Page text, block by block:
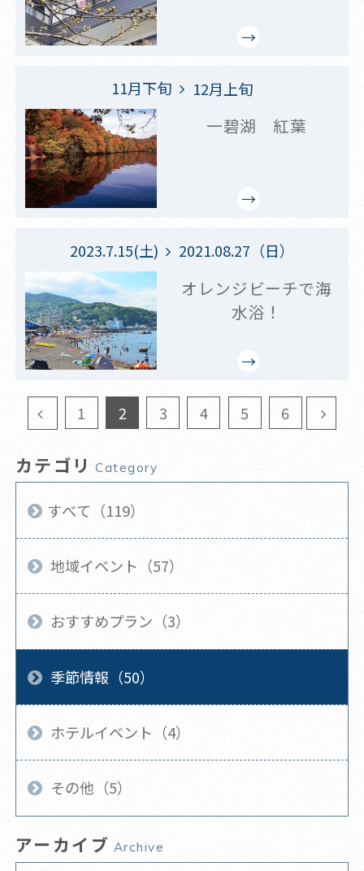
11月下旬 12月上旬
一碧湖 紅葉
2023.7.15(土) 2021.08.27（日）
オレンジビーチで海
水浴！
1 2 3 4 5 6
カテゴリ Category
すべて（119）
地域イベント（57）
おすすめプラン（3）
季節情報（50）
ホテルイベント（4）
その他（5）
アーカイブ Archive